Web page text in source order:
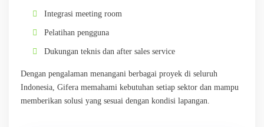
Integrasi meeting room
Pelatihan pengguna
Dukungan teknis dan after sales service
Dengan pengalaman menangani berbagai proyek di seluruh
Indonesia, Gifera memahami kebutuhan setiap sektor dan mampu
memberikan solusi yang sesuai dengan kondisi lapangan.